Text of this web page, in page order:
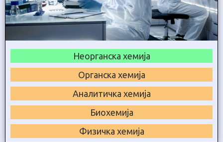
Неорганска хемија
Органска хемија
Аналитичка хемија
Биохемија
Физичка хемија